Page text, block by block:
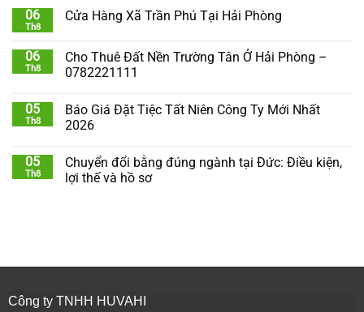
06
Th8
Cửa Hàng Xã Trần Phú Tại Hải Phòng
06
Th8
Cho Thuê Đất Nền Trường Tân Ở Hải Phòng –
0782221111
05
Th8
Báo Giá Đặt Tiệc Tất Niên Công Ty Mới Nhất
2026
05
Th8
Chuyển đổi bằng đúng ngành tại Đức: Điều kiện,
lợi thế và hồ sơ
Công ty TNHH HUVAHI